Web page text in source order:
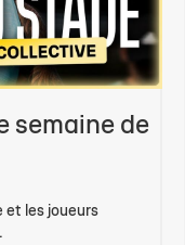
semaine de
et les joueurs